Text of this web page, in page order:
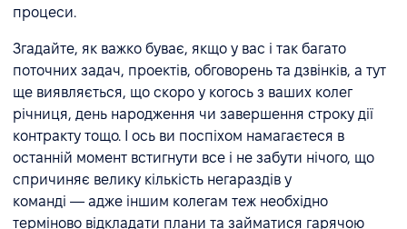
процеси.
Згадайте, як важко буває, якщо у вас і так багато
поточних задач, проектів, обговорень та дзвінків, а тут
ще виявляється, що скоро у когось з ваших колег
річниця, день народження чи завершення строку дії
контракту тощо. І ось ви поспіхом намагаєтеся в
останній момент встигнути все і не забути нічого, що
спричиняє велику кількість негараздів у
команді — адже іншим колегам теж необхідно
терміново відкладати плани та займатися гарячою